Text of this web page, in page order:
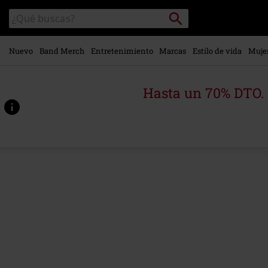
contenido
principal
Buscar
en
el
catálogo
Buscar
Nuevo Band Merch Entretenimiento Marcas Estilo de vida
Hasta un 70%